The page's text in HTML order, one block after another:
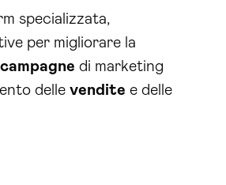
specializzata,
per migliorare la
campagne di marketing
delle vendite e delle